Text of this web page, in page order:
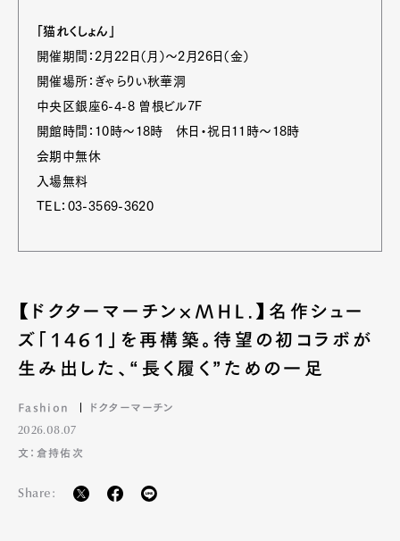
「猫れくしょん」
開催期間：2月22日（月）～2月26日（金）
開催場所：ぎゃらりい秋華洞
中央区銀座6-4-8 曽根ビル7F
開館時間：10時～18時 休日・祝日11時～18時
会期中無休
入場無料
TEL：03-3569-3620
【ドクターマーチン×MHL.】名作シュー
ズ「1461」を再構築。待望の初コラボが
生み出した、“長く履く”ための一足
Fashion ドクターマーチン
2026.08.07
文：倉持佑次
Share: